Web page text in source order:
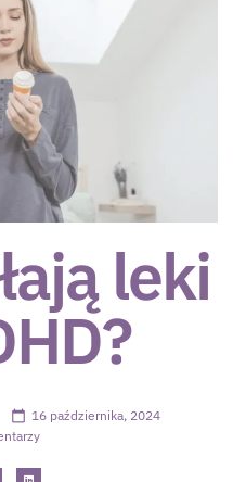
leki
16 października, 2024